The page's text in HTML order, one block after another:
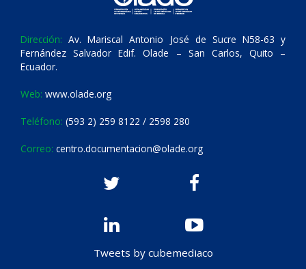
Dirección: Av. Mariscal Antonio José de Sucre N58-63 y
Fernández Salvador Edif. Olade – San Carlos, Quito –
Ecuador.
Web: www.olade.org
Teléfono: (593 2) 259 8122 / 2598 280
Correo: centro.documentacion@olade.org
Tweets by cubemediaco